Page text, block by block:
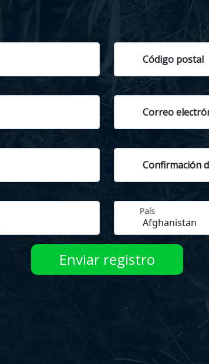
Código postal
Correo
Confirmación
País
Enviar registro